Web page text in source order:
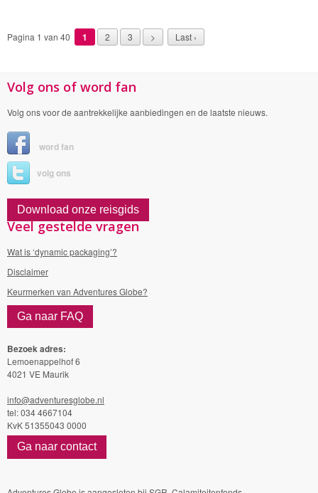
Pagina 1 van 40 1 2 3 > Last ›
Volg ons of word fan
Volg ons voor de aantrekkelijke aanbiedingen en de laatste nieuws.
word fan
volg ons
Download onze reisgids
Veel gestelde vragen
Wat is ‘dynamic packaging’?
Disclaimer
Keurmerken van Adventures Globe?
Ga naar FAQ
Bezoek adres:
Lemoenappelhof 6
4021 VE Maurik
info@adventuresglobe.nl
tel: 034 4667104
KvK 51355043 0000
Ga naar contact